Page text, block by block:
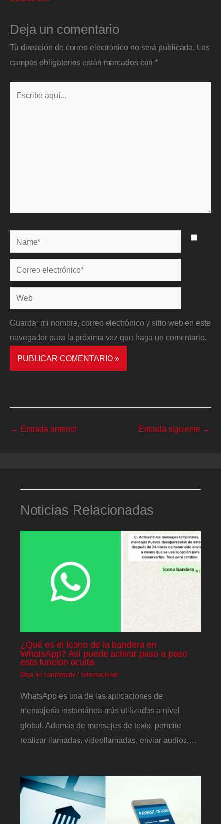
Deja un comentario
Tu dirección de correo electrónico no será publicada. Los
campos obligatorios están marcados con *
Name*
Correo
electrónico*
Web
Guardar mi nombre, correo electrónico y sitio web en este
navegador para la próxima vez que haga un comentario.
← Entrada anterior Entrada siguiente →
Noticias Relacionadas
¿Qué es el ícono de la bandera en
WhatsApp? Así puede activar paso a paso
esta función oculta
Deja un comentario / Internacional
WhatsApp es una de las aplicaciones de
mensajería instantánea más utilizadas a nivel
global. Además de mensajes de texto, permite
realizar llamadas, videollamadas, enviar audios,…